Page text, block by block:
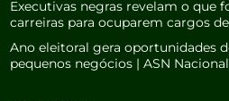
Executivas negras revelam o que
carreiras para ocuparem cargos
Ano eleitoral gera oportunidades
pequenos negócios | ASN Nacional